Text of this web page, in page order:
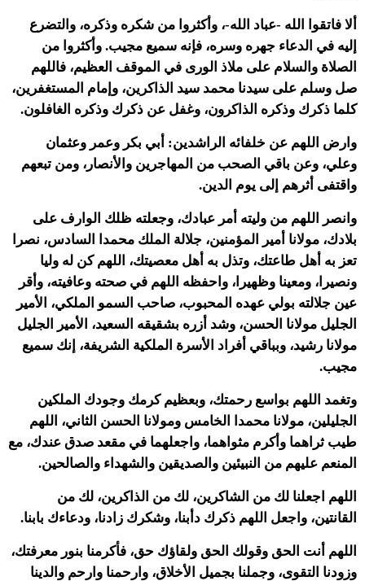
ألا فاتقوا الله -عباد الله-، وأكثروا من شكره وذكره، والتضرع
إليه في الدعاء جهره وسره، فإنه سميع مجيب. وأكثروا من
الصلاة والسلام على ملاذ الورى في الموقف العظيم، فاللهم
صل وسلم على سيدنا محمد سيد الذاكرين، وإمام المستغفرين،
كلما ذكرك وذكره الذاكرون، وغفل عن ذكرك وذكره الغافلون.
وارض اللهم عن خلفائه الراشدين: أبي بكر وعمر وعثمان
وعلي، وعن باقي الصحب من المهاجرين والأنصار، ومن تبعهم
واقتفى أثرهم إلى يوم الدين.
وانصر اللهم من وليته أمر عبادك، وجعلته ظلك الوارف على
بلادك، مولانا أمير المؤمنين، جلالة الملك محمدا السادس، نصرا
تعز به أهل طاعتك، وتذل به أهل معصيتك، اللهم كن له وليا
ونصيرا، ومعينا وظهيرا، واحفظه اللهم في صحته وعافيته، وأقر
عين جلالته بولي عهده المحبوب، صاحب السمو الملكي، الأمير
الجليل مولانا الحسن، وشد أزره بشقيقه السعيد، الأمير الجليل
مولانا رشيد، وبباقي أفراد الأسرة الملكية الشريفة، إنك سميع
مجيب.
وتغمد اللهم بواسع رحمتك، وبعظيم كرمك وجودك الملكين
الجليلين، مولانا محمدا الخامس ومولانا الحسن الثاني، اللهم
طيب ثراهما وأكرم مثواهما، واجعلهما في مقعد صدق عندك، مع
المنعم عليهم من النبيئين والصديقين والشهداء والصالحين.
اللهم اجعلنا لك من الشاكرين، لك من الذاكرين، لك من
القانتين، واجعل اللهم ذكرك دأبنا، وشكرك زادنا، ودعاءك بابنا.
اللهم أنت الحق وقولك الحق ولقاؤك حق، فأكرمنا بنور معرفتك،
وزودنا التقوى، وجملنا بجميل الأخلاق، وارحمنا وارحم والدينا